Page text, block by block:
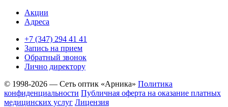
Акции
Адреса
+7 (347) 294 41 41
Запись на прием
Обратный звонок
Лично директору
© 1998-2026 — Сеть оптик «Арника» Политика
конфиденциальности Публичная оферта на оказание платных
медицинских услуг Лицензия